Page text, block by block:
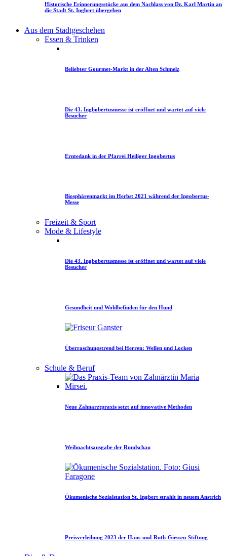
Historische Erinnerungsstücke aus dem Nachlass von Dr. Karl Martin an
die Stadt St. Ingbert übergeben
Aus dem Stadtgeschehen
Essen & Trinken
Beliebter Gourmet-Markt in der Alten Schmelz
Die 43. Ingbobertusmesse ist eröffnet und wartet auf viele
Besucher
Erntedank in der Pfarrei Heiliger Ingobertus
Biosphärenmarkt im Herbst 2021 während der Ingobertus-
Messe
Freizeit & Sport
Mode & Lifestyle
Die 43. Ingbobertusmesse ist eröffnet und wartet auf viele
Besucher
Gesundheit und Wohlbefinden für den Hund
Überraschungstrend bei Herren: Wellen und Locken
Schule & Beruf
Neue Zahnarztpraxis setzt auf innovative Methoden
Weihnachtsausgabe der Rundschau
Ökumenische Sozialstation St. Ingbert strahlt in neuem Anstrich
Preisverleihung 2023 der Hans-und-Ruth-Giessen-Stiftung